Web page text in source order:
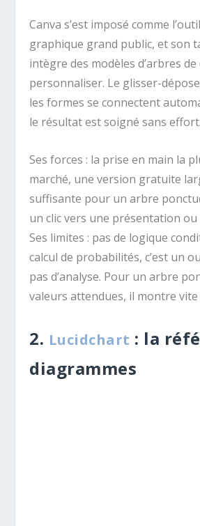
Canva s’est imposé comme
graphique grand public, et son
intègre des modèles d’arbres
personnaliser. Le glisser-
les formes se connectent
le résultat est soigné sans effort.
Ses forces : la prise en main la
marché, une version gratuite
suffisante pour un arbre
un clic vers une présentation
Ses limites : pas de logique
calcul de probabilités, c’est un
pas d’analyse. Pour un arbre
valeurs attendues, il montre vite
2. Lucidchart : la
diagrammes